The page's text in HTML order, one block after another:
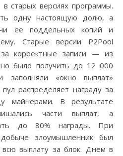
старых версиях программы.
одну настоящую долю, а
ее поддельных копий и
Старые версии P2Pool
корректные записи — из
было получить до 12 000
заполняли «окно выплат»
распределяет награду за
майнерами. В результате
части выплат, а
до 80% награды. При
злоумышленник был
выплату за блок. Днем в